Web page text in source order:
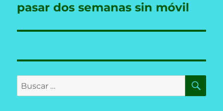
siguiente:
pasar dos semanas sin móvil
Buscar
por: